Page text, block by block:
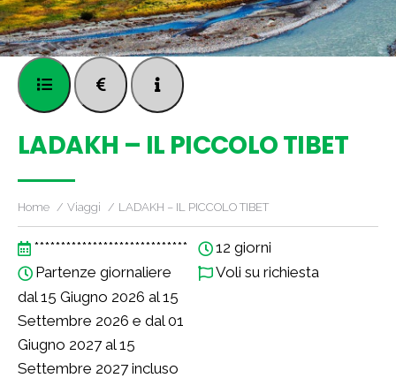
LADAKH – IL PICCOLO TIBET
Home Viaggi LADAKH – IL PICCOLO TIBET
*****************************
12 giorni
Partenze giornaliere
dal 15 Giugno 2026 al 15
Settembre 2026 e dal 01
Giugno 2027 al 15
Settembre 2027 incluso
Voli su richiesta